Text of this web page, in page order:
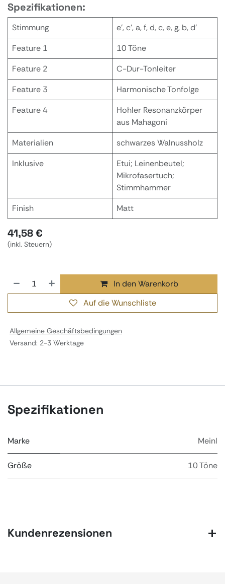
Spezifikationen:
Stimmung
e', c', a, f, d, c, e, g, b, d'
Feature 1
10 Töne
Feature 2
C-Dur-Tonleiter
Feature 3
Harmonische Tonfolge
Feature 4
Hohler Resonanzkörper
aus Mahagoni
Materialien
schwarzes Walnussholz
Inklusive
Etui; Leinenbeutel;
Mikrofasertuch;
Stimmhammer
Finish
Matt
41,58€
(inkl. Steuern)
In den Warenkorb
Auf die Wunschliste
Allgemeine Geschäftsbedingungen
Versand: 2-3 Werktage
Spezifikationen
Marke Meinl
Größe 10 Töne
Kundenrezensionen